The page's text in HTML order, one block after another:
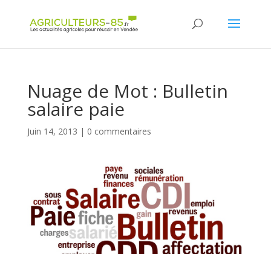
Nuage de Mot : Bulletin
salaire paie
Juin 14, 2013 | 0 commentaires